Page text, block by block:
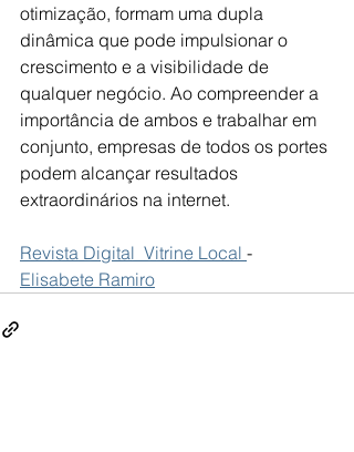
otimização, formam uma dupla
dinâmica que pode impulsionar o
crescimento e a visibilidade de
qualquer negócio. Ao compreender a
importância de ambos e trabalhar em
conjunto, empresas de todos os portes
podem alcançar resultados
extraordinários na internet.
Revista Digital  Vitrine Local -
Elisabete Ramiro